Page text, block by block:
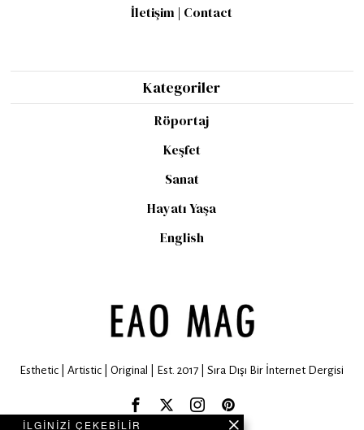
İletişim | Contact
Kategoriler
Röportaj
Keşfet
Sanat
Hayatı Yaşa
English
Esthetic | Artistic | Original | Est. 2017 | Sıra Dışı Bir İnternet Dergisi
İLGİNİZİ ÇEKEBİLİR